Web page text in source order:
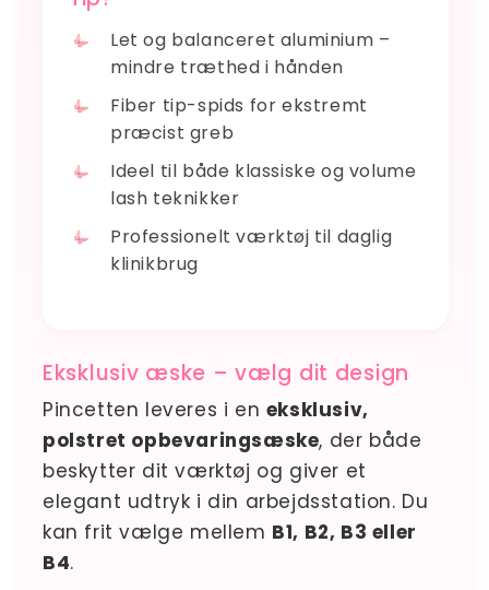
Let og balanceret aluminium –
mindre træthed i hånden
Fiber tip-spids for ekstremt
præcist greb
Ideel til både klassiske og volume
lash teknikker
Professionelt værktøj til daglig
klinikbrug
Eksklusiv æske – vælg dit design
Pincetten leveres i en eksklusiv,
polstret opbevaringsæske, der både
beskytter dit værktøj og giver et
elegant udtryk i din arbejdsstation. Du
kan frit vælge mellem B1, B2, B3 eller
B4.